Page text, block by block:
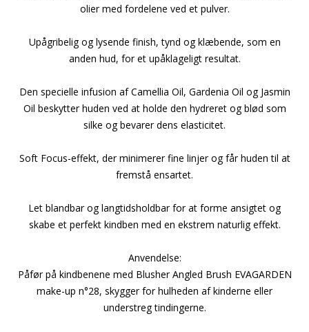
olier med fordelene ved et pulver.
Upågribelig og lysende finish, tynd og klæbende, som en
anden hud, for et upåklageligt resultat.
Den specielle infusion af Camellia Oil, Gardenia Oil og Jasmin
Oil beskytter huden ved at holde den hydreret og blød som
silke og bevarer dens elasticitet.
Soft Focus-effekt, der minimerer fine linjer og får huden til at
fremstå ensartet.
Let blandbar og langtidsholdbar for at forme ansigtet og
skabe et perfekt kindben med en ekstrem naturlig effekt.
Anvendelse:
Påfør på kindbenene med Blusher Angled Brush EVAGARDEN
make-up n°28, skygger for hulheden af kinderne eller
understreg tindingerne.